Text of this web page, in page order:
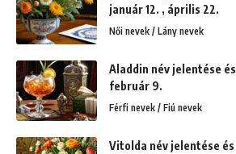
január 12. , április 22.
Női nevek / Lány nevek
Aladdin név jelentése
február 9.
Férfi nevek / Fiú nevek
Vitolda név jelentése